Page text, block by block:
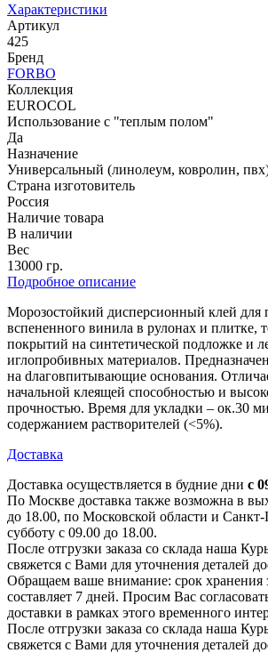
Характеристики
Артикул
425
Бренд
FORBO
Коллекция
EUROCOL
Использование с "теплым полом"
Да
Назначение
Универсальный (линолеум, ковролин,
Страна изготовитель
Россия
Наличие товара
В наличии
Вес
13000 гр.
Подробное описание
Морозостойкий дисперсионный клей
вспененного винила в рулонах и плитке,
покрытий на синтетической подложке и
иглопробивных материалов.
на dлаговпитывающие основания.
начальной клеящей способностью и
прочностью. Время для укладки – ок.30
содержанием растворителей (<5%).
Доставка
Доставка осуществляется в будние дни с
По Москве доставка также возможна в
до 18.00, по Московской области и Санкт-
субботу с 09.00 до 18.00.
После отгрузки заказа со склада наша
свяжется с Вами для уточнения деталей
Обращаем ваше внимание: срок хранения
составляет 7 дней. Просим Вас
доставки в рамках этого временного
После отгрузки заказа со склада наша
свяжется с Вами для уточнения деталей